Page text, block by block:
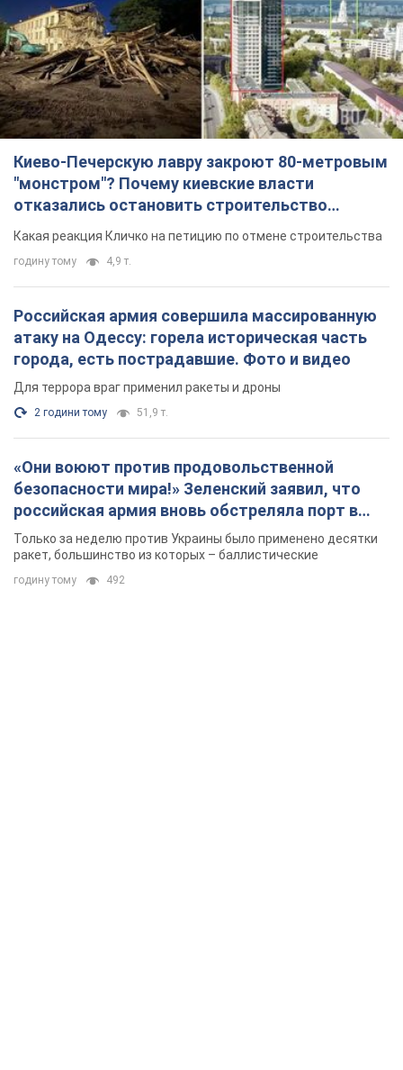
Киево-Печерскую лавру закроют 80-метровым
"монстром"? Почему киевские власти
отказались остановить строительство
небоскреба "московского верующего"
Какая реакция Кличко на петицию по отмене строительства
годину тому 4,9 т.
Российская армия совершила массированную
атаку на Одессу: горела историческая часть
города, есть пострадавшие. Фото и видео
Для террора враг применил ракеты и дроны
2 години тому 51,9 т.
«Они воюют против продовольственной
безопасности мира!» Зеленский заявил, что
российская армия вновь обстреляла порт в
Одессе
Только за неделю против Украины было применено десятки
ракет, большинство из которых – баллистические
годину тому 492